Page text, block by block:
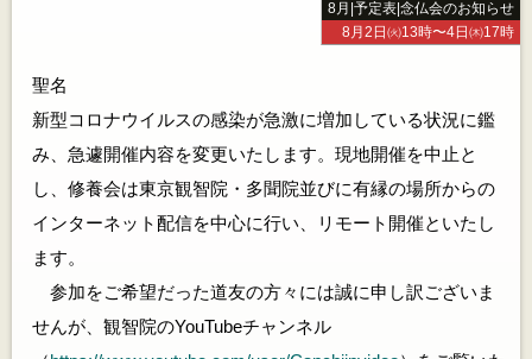
8月 予定表 念仏会のお知らせ
8月2日㈫13時〜4日㈭17時
聖名
新型コロナウイルスの感染が急激に増加している状況に鑑
み、急遽開催内容を変更いたします。現地開催を中止と
し、修養会は東京観智院・多聞院並びに有縁の場所からの
インターネット配信を中心に行い、リモート開催といたし
ます。
参加をご希望だった道友の方々には誠に申し訳ございま
せんが、観智院のYouTubeチャンネル